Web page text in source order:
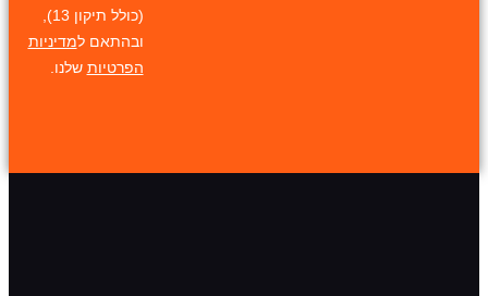
(כולל תיקון 13),
ובהתאם למדיניות
הפרטיות שלנו.